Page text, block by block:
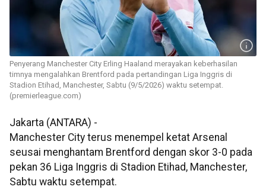
Penyerang Manchester City Erling Haaland merayakan keberhasilan
timnya mengalahkan Brentford pada pertandingan Liga Inggris di
Stadion Etihad, Manchester, Sabtu (9/5/2026) waktu setempat.
(premierleague.com)
Jakarta (ANTARA) -
Manchester City terus menempel ketat Arsenal
seusai menghantam Brentford dengan skor 3-0 pada
pekan 36 Liga Inggris di Stadion Etihad, Manchester,
Sabtu waktu setempat.